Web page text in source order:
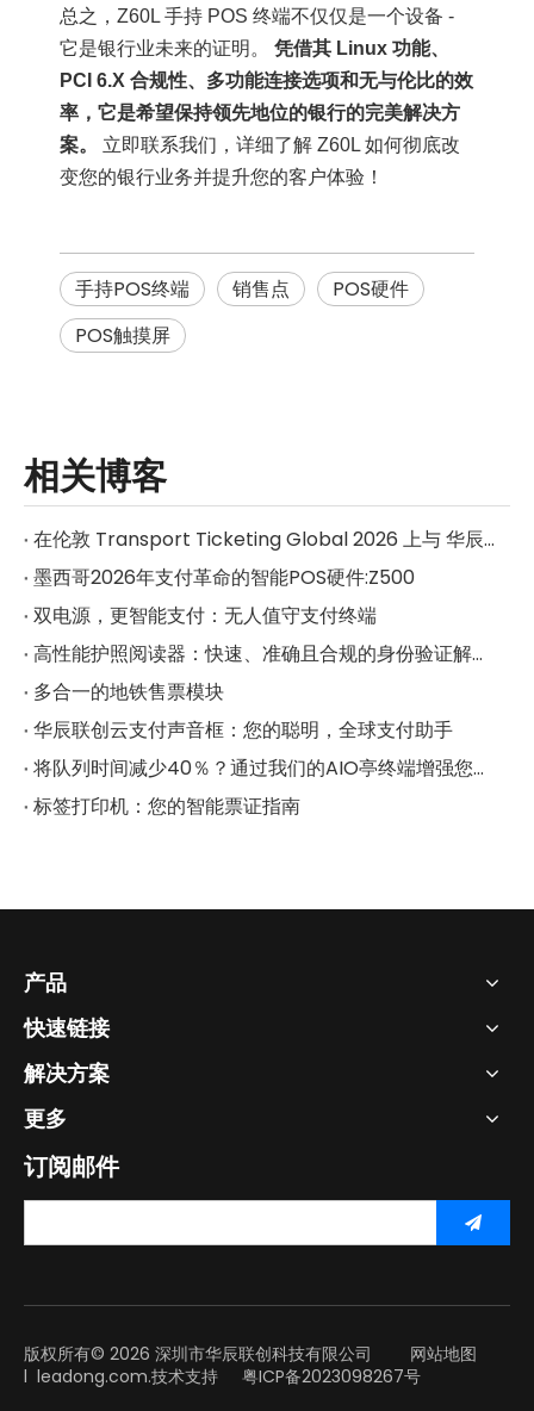
总之，Z60L 手持 POS 终端不仅仅是一个设备 -
它是银行业未来的证明。 凭借其 Linux 功能、
PCI 6.X 合规性、多功能连接选项和无与伦比的效
率，它是希望保持领先地位的银行的完美解决方
案。
立即联系我们，详细了解 Z60L 如何彻底改
变您的银行业务并提升您的客户体验！
手持POS终端 销售点
POS硬件
POS触摸屏
相关博客
在伦敦 Transport Ticketing Global 2026 上与 华辰联创 见面
墨西哥2026年支付革命的智能POS硬件:Z500
双电源，更智能支付：无人值守支付终端
高性能护照阅读器：快速、准确且合规的身份验证解决方案
多合一的地铁售票模块
华辰联创云支付声音框：您的聪明，全球支付助手
将队列时间减少40％？通过我们的AIO亭终端增强您的业务
标签打印机：您的智能票证指南
产品
快速链接
解决方案
更多
订阅邮件
版权所有© 2026 深圳市华辰联创科技有限公司 网站地图
l leadong.com.技术支持 粤ICP备2023098267号